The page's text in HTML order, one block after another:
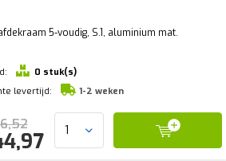
5-voudig, S.1, aluminium mat.
0 stuk(s)
levertijd:
1-2 weken